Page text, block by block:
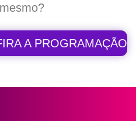
A PROGRAMAÇÃO